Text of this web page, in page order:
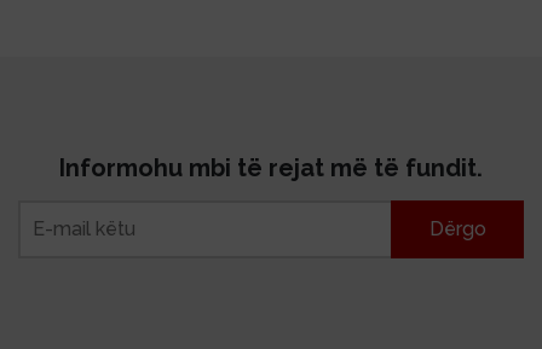
Informohu mbi të rejat më të fundit.